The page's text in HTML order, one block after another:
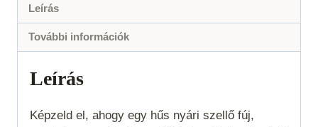
Uni
Color
Leírás
További információk
Leírás
Képzeld el, ahogy egy hűs nyári szellő fúj,